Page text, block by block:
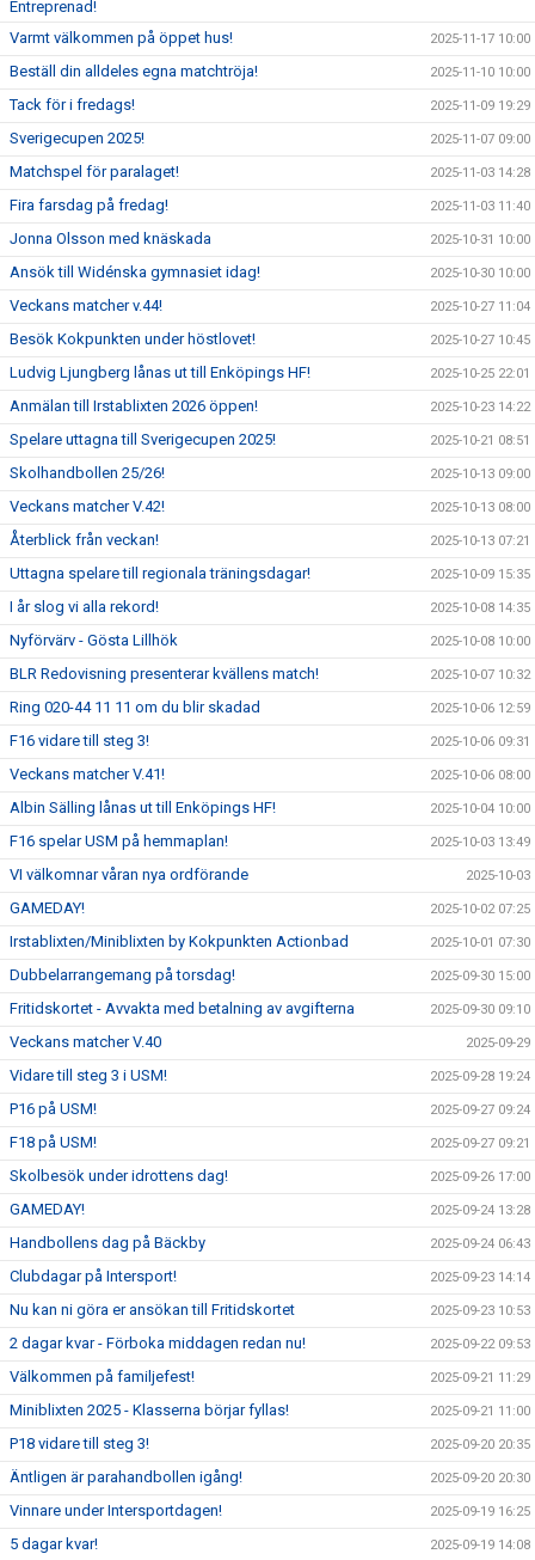
Entreprenad!
Varmt välkommen på öppet hus! 2025-11-17 10:00
Beställ din alldeles egna matchtröja! 2025-11-10 10:00
Tack för i fredags! 2025-11-09 19:29
Sverigecupen 2025! 2025-11-07 09:00
Matchspel för paralaget! 2025-11-03 14:28
Fira farsdag på fredag! 2025-11-03 11:40
Jonna Olsson med knäskada 2025-10-31 10:00
Ansök till Widénska gymnasiet idag! 2025-10-30 10:00
Veckans matcher v.44! 2025-10-27 11:04
Besök Kokpunkten under höstlovet! 2025-10-27 10:45
Ludvig Ljungberg lånas ut till Enköpings HF! 2025-10-25 22:01
Anmälan till Irstablixten 2026 öppen! 2025-10-23 14:22
Spelare uttagna till Sverigecupen 2025! 2025-10-21 08:51
Skolhandbollen 25/26! 2025-10-13 09:00
Veckans matcher V.42! 2025-10-13 08:00
Återblick från veckan! 2025-10-13 07:21
Uttagna spelare till regionala träningsdagar! 2025-10-09 15:35
I år slog vi alla rekord! 2025-10-08 14:35
Nyförvärv - Gösta Lillhök 2025-10-08 10:00
BLR Redovisning presenterar kvällens match! 2025-10-07 10:32
Ring 020-44 11 11 om du blir skadad 2025-10-06 12:59
F16 vidare till steg 3! 2025-10-06 09:31
Veckans matcher V.41! 2025-10-06 08:00
Albin Sälling lånas ut till Enköpings HF! 2025-10-04 10:00
F16 spelar USM på hemmaplan! 2025-10-03 13:49
VI välkomnar våran nya ordförande 2025-10-03
GAMEDAY! 2025-10-02 07:25
Irstablixten/Miniblixten by Kokpunkten Actionbad 2025-10-01 07:30
Dubbelarrangemang på torsdag! 2025-09-30 15:00
Fritidskortet - Avvakta med betalning av avgifterna 2025-09-30 09:10
Veckans matcher V.40 2025-09-29
Vidare till steg 3 i USM! 2025-09-28 19:24
P16 på USM! 2025-09-27 09:24
F18 på USM! 2025-09-27 09:21
Skolbesök under idrottens dag! 2025-09-26 17:00
GAMEDAY! 2025-09-24 13:28
Handbollens dag på Bäckby 2025-09-24 06:43
Clubdagar på Intersport! 2025-09-23 14:14
Nu kan ni göra er ansökan till Fritidskortet 2025-09-23 10:53
2 dagar kvar - Förboka middagen redan nu! 2025-09-22 09:53
Välkommen på familjefest! 2025-09-21 11:29
Miniblixten 2025 - Klasserna börjar fyllas! 2025-09-21 11:00
P18 vidare till steg 3! 2025-09-20 20:35
Äntligen är parahandbollen igång! 2025-09-20 20:30
Vinnare under Intersportdagen! 2025-09-19 16:25
5 dagar kvar! 2025-09-19 14:08